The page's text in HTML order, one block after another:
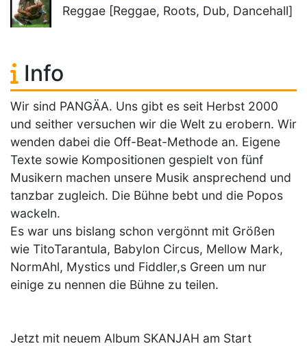
Reggae [Reggae, Roots, Dub, Dancehall]
Info
Wir sind PANGÄA. Uns gibt es seit Herbst 2000
und seither versuchen wir die Welt zu erobern. Wir
wenden dabei die Off-Beat-Methode an. Eigene
Texte sowie Kompositionen gespielt von fünf
Musikern machen unsere Musik ansprechend und
tanzbar zugleich. Die Bühne bebt und die Popos
wackeln.
Es war uns bislang schon vergönnt mit Größen
wie TitoTarantula, Babylon Circus, Mellow Mark,
NormAhl, Mystics und Fiddler,s Green um nur
einige zu nennen die Bühne zu teilen.
Jetzt mit neuem Album SKANJAH am Start